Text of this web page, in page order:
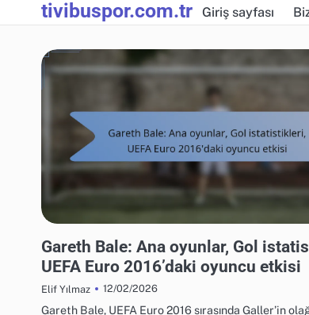
to
tivibuspor.com.tr Giriş sayfası
Gareth Bale: Ana oyunlar, Gol
UEFA Euro 2016’daki oyuncu etkisi
Elif Yılmaz 12/02/2026
Gareth Bale, UEFA Euro 2016 sırasında Galler’in